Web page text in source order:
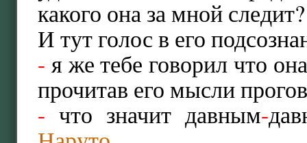
какого она за мной
И тут голос в его
- я же тебе говорил что
прочитав его мысли
- что значит давным-